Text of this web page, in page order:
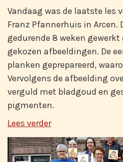
Vandaag was de laatste les
Franz Pfannerhuis in Arcen.
gedurende 8 weken
gekozen afbeeldingen. De
planken geprepareerd,
Vervolgens de afbeelding
verguld met bladgoud en
pigmenten.
Lees verder